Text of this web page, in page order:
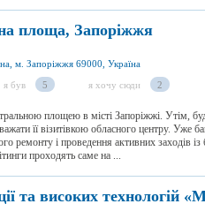
площа, Запоріжжя
м. Запоріжжя 69000, Україна
я був 5 я хочу сюди 2
площею в місті Запоріжжі. Утім,
її візитівкою обласного центру. Уже
ремонту і проведення активних заходів
проходять саме на ...
та високих технологій